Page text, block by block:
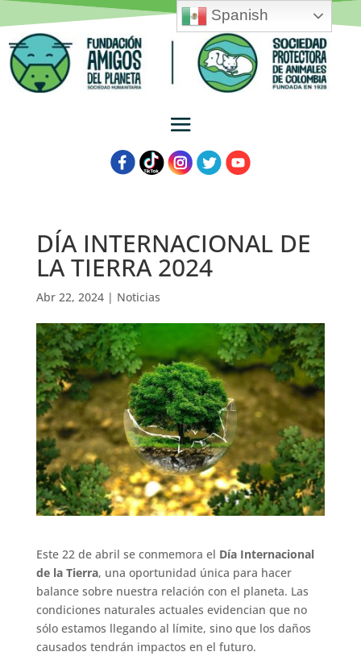
DÍA INTERNACIONAL DE
LA TIERRA 2024
Abr 22, 2024| Noticias
Este 22 de abril se conmemora el Día Internacional
de la Tierra, una oportunidad única para hacer
balance sobre nuestra relación con el planeta. Las
condiciones naturales actuales evidencian que no
sólo estamos llegando al límite, sino que los daños
causados tendrán impactos en el futuro.
Spanish